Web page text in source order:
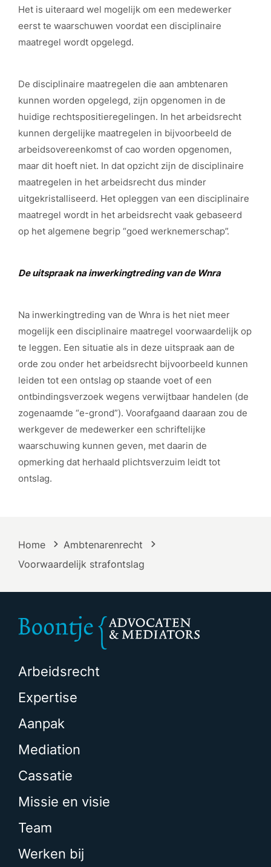
Het is uiteraard wel mogelijk om een medewerker
eerst te waarschuwen voordat een disciplinaire
maatregel wordt opgelegd.
De disciplinaire maatregelen die aan ambtenaren
kunnen worden opgelegd, zijn opgenomen in de
huidige rechtspositieregelingen. In het arbeidsrecht
kunnen dergelijke maatregelen in bijvoorbeeld de
arbeidsovereenkomst of cao worden opgenomen,
maar dit hoeft niet. In dat opzicht zijn de disciplinaire
maatregelen in het arbeidsrecht dus minder
uitgekristalliseerd. Het opleggen van een disciplinaire
maatregel wordt in het arbeidsrecht vaak gebaseerd
op het algemene begrip “goed werknemerschap”.
De uitspraak na inwerkingtreding van de Wnra
Na inwerkingtreding van de Wnra is het niet meer
mogelijk een disciplinaire maatregel voorwaardelijk op
te leggen. Een situatie als in deze uitspraak aan de
orde zou onder het arbeidsrecht bijvoorbeeld kunnen
leiden tot een ontslag op staande voet of een
ontbindingsverzoek wegens verwijtbaar handelen (de
zogenaamde “e-grond”). Voorafgaand daaraan zou de
werkgever de medewerker een schriftelijke
waarschuwing kunnen geven, met daarin de
opmerking dat herhaald plichtsverzuim leidt tot
ontslag.
Home
Ambtenarenrecht
Voorwaardelijk strafontslag
Arbeidsrecht
Expertise
Aanpak
Mediation
Cassatie
Missie en visie
Team
Werken bij